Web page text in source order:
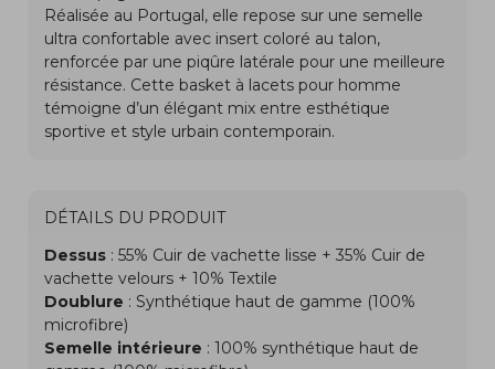
DÉTAILS DU PRODUIT
Dessus : 55% Cuir de vachette lisse + 35% Cuir de
vachette velours + 10% Textile
Doublure : Synthétique haut de gamme (100%
microfibre)
Semelle intérieure : 100% synthétique haut de